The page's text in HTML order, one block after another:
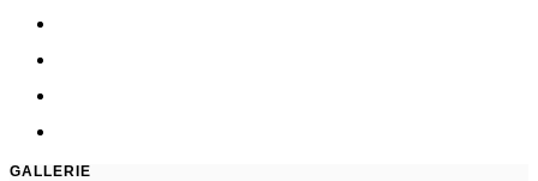
GALLERIE